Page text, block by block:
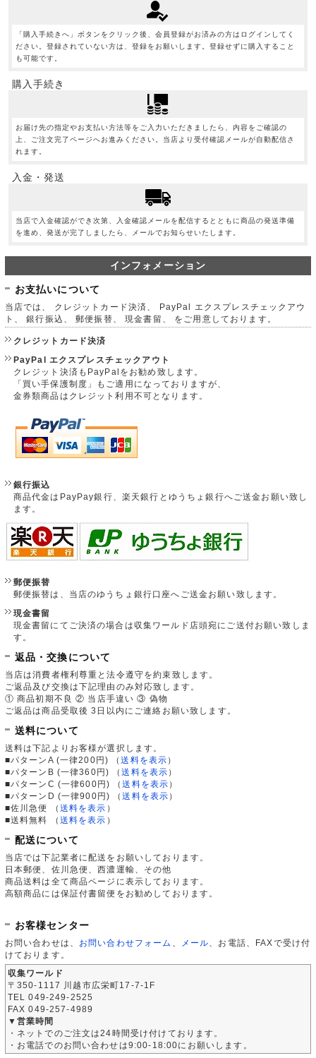
「購入手続きへ」ボタンをクリック後、会員登録がお済みの方はログインしてく
ださい。登録されていない方は、登録をお願いします。登録せずに購入すること
も可能です。
購入手続き
お届け先の指定やお支払い方法等をご入力いただきましたら、内容をご確認の
上、ご注文完了ページへお進みください。当店より受付確認メールが自動配信さ
れます。
入金・発送
当店で入金確認ができ次第、入金確認メールを配信するとともに商品の発送準備
を進め、発送が完了しましたら、メールでお知らせいたします。
インフォメーション
お支払いについて
当店では、 クレジットカード決済、 PayPal エクスプレスチェックアウ
ト、 銀行振込、 郵便振替、 現金書留、 をご用意しております。
クレジットカード決済
PayPal エクスプレスチェックアウト
クレジット決済もPayPalをお勧め致します。
「買い手保護制度」もご適用になっておりますが、
金券類商品はクレジット利用不可となります。
銀行振込
商品代金はPayPay銀行、楽天銀行とゆうちょ銀行へご送金お願い致し
ます。
郵便振替
郵便振替は、当店のゆうちょ銀行口座へご送金お願い致します。
現金書留
現金書留にてご決済の場合は収集ワールド店頭宛にご送付お願い致しま
す。
返品・交換について
当店は消費者権利尊重と法令遵守を約束致します。
ご返品及び交換は下記理由のみ対応致します。
① 商品初期不良 ② 当店手違い ③ 偽物
ご返品は商品受取後 3日以内にご連絡お願い致します。
送料について
送料は下記よりお客様が選択します。
■パターンA (一律200円)
（送料を表示 ）
■パターンB (一律360円)
（送料を表示 ）
■パターンC (一律600円)
（送料を表示 ）
■パターンD (一律900円)
（送料を表示 ）
■佐川急便
（ 送料を表示 ）
■送料無料
（ 送料を表示 ）
配送について
当店では下記業者に配送をお願いしております。
日本郵便、佐川急便、西濃運輸、その他
商品送料は全て商品ページに表示しております。
高額商品には保証付書留便をお勧めしております。
お客様センター
お問い合わせは、 お問い合わせフォーム メール 、お電話、FAXで受け付
けております。
収集ワールド
〒350-1117 川越市広栄町17-7-1F
TEL 049-249-2525
FAX 049-257-4989
▼営業時間
・ネットでのご注文は24時間受け付けております。
・お電話でのお問い合わせは9:00-18:00にお願いします。